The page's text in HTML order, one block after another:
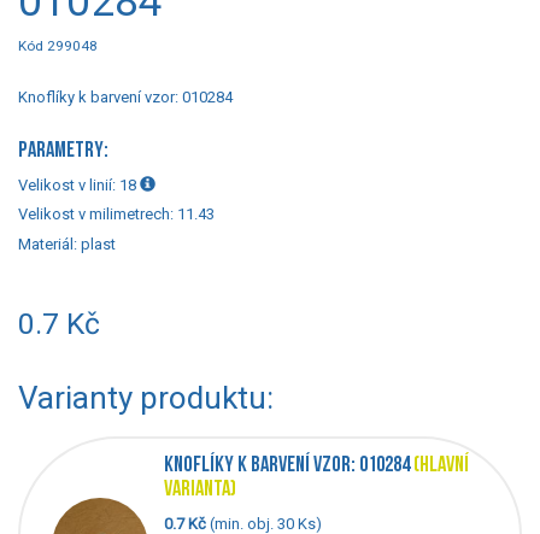
Kód 299048
Knoflíky k barvení vzor: 010284
PARAMETRY:
Velikost v linií: 18
Velikost v milimetrech: 11.43
Materiál: plast
0.7 Kč
Varianty produktu:
KNOFLÍKY K BARVENÍ VZOR: 010284(HLAVNÍ
VARIANTA)
0.7 Kč (min. obj. 30 Ks)